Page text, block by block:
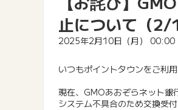
止について（2/
2025年2月10日（月） 00:00
いつもポイントタウンをご利
現在、GMOあおぞらネット銀
システム不具合のため交換受